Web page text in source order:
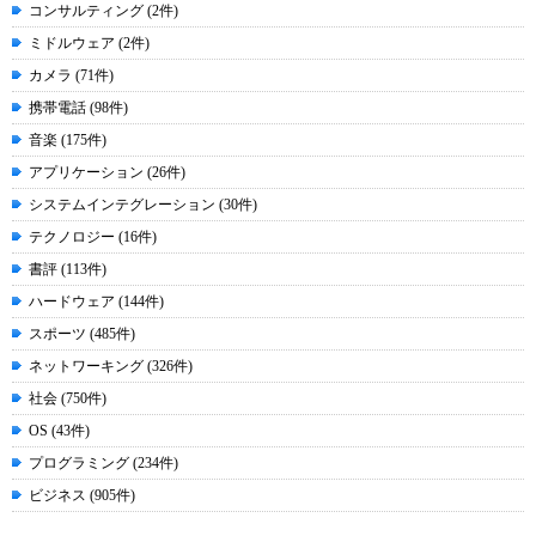
コンサルティング (2件)
ミドルウェア (2件)
カメラ (71件)
携帯電話 (98件)
音楽 (175件)
アプリケーション (26件)
システムインテグレーション (30件)
テクノロジー (16件)
書評 (113件)
ハードウェア (144件)
スポーツ (485件)
ネットワーキング (326件)
社会 (750件)
OS (43件)
プログラミング (234件)
ビジネス (905件)